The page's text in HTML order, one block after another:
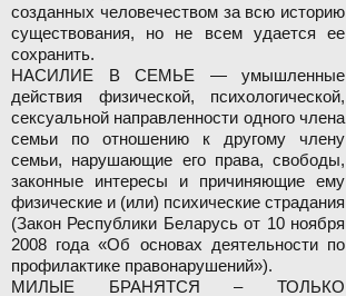
созданных человечеством за всю историю
существования, но не всем удается ее
сохранить.
НАСИЛИЕ В СЕМЬЕ — умышленные
действия физической, психологической,
сексуальной направленности одного члена
семьи по отношению к другому члену
семьи, нарушающие его права, свободы,
законные интересы и причиняющие ему
физические и (или) психические страдания
(Закон Республики Беларусь от 10 ноября
2008 года «Об основах деятельности по
профилактике правонарушений»).
МИЛЫЕ БРАНЯТСЯ – ТОЛЬКО